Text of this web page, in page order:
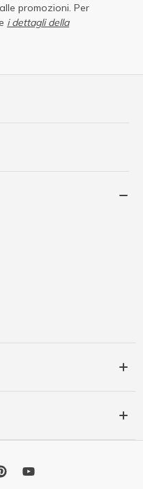
promozioni. Per
i dettagli della